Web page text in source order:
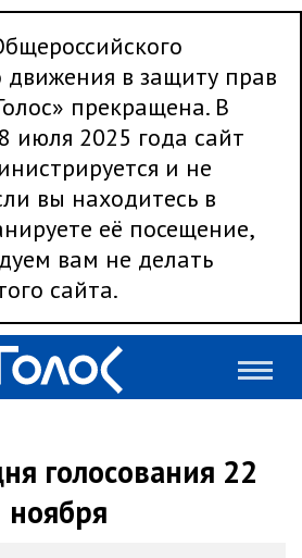
движения в защиту прав
прекращена. В
июля 2025 года сайт
и не
вы находитесь в
её посещение,
вам не делать
сайта.
голосования 22
ноября